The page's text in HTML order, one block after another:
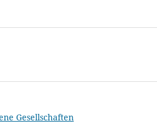
Gesellschaften